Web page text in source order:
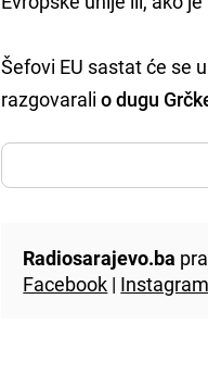
Šefovi EU sastat će se
razgovarali o dugu
Radiosarajevo.ba
Facebook | Instagram